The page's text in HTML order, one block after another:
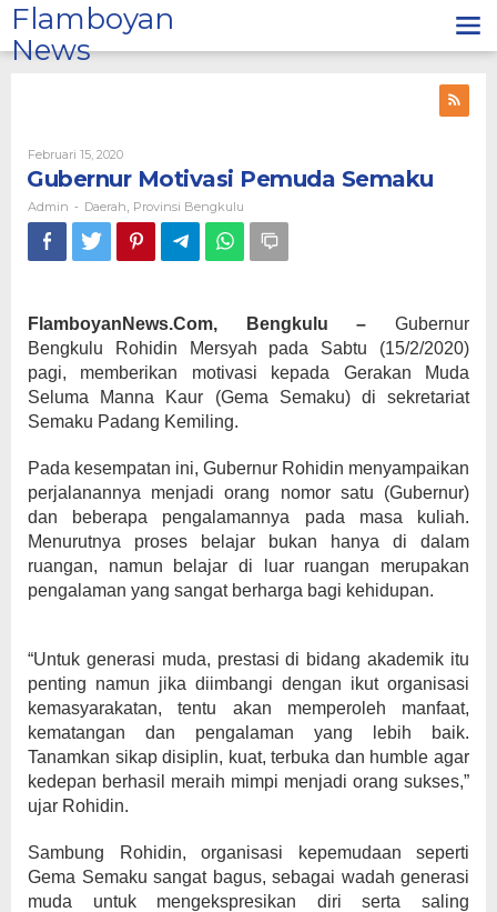
Lewati
ke
konten
Flamboyan
News
Februari 15, 2020Oleh
Admin
Gubernur Motivasi Pemuda Semaku
Admin - Daerah Provinsi Bengkulu
FlamboyanNews.Com, Bengkulu – Gubernur
Bengkulu Rohidin Mersyah pada Sabtu (15/2/2020)
pagi, memberikan motivasi kepada Gerakan Muda
Seluma Manna Kaur (Gema Semaku) di sekretariat
Semaku Padang Kemiling.
Pada kesempatan ini, Gubernur Rohidin menyampaikan
perjalanannya menjadi orang nomor satu (Gubernur)
dan beberapa pengalamannya pada masa kuliah.
Menurutnya proses belajar bukan hanya di dalam
ruangan, namun belajar di luar ruangan merupakan
pengalaman yang sangat berharga bagi kehidupan.
“Untuk generasi muda, prestasi di bidang akademik itu
penting namun jika diimbangi dengan ikut organisasi
kemasyarakatan, tentu akan memperoleh manfaat,
kematangan dan pengalaman yang lebih baik.
Tanamkan sikap disiplin, kuat, terbuka dan humble agar
kedepan berhasil meraih mimpi menjadi orang sukses,”
ujar Rohidin.
Sambung Rohidin, organisasi kepemudaan seperti
Gema Semaku sangat bagus, sebagai wadah generasi
muda untuk mengekspresikan diri serta saling